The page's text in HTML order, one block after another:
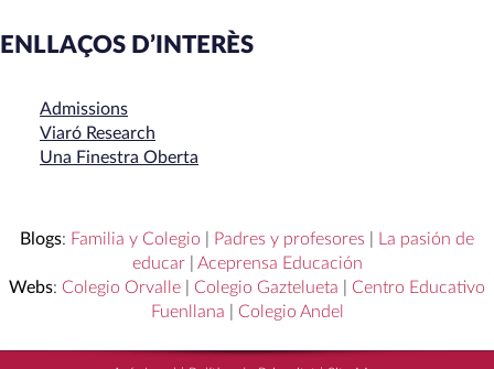
ENLLAÇOS D’INTERÈS
Admissions
Viaró Research
Una Finestra Oberta
Blogs: Familia y Colegio Padres y profesores
La pasión de
educar| Aceprensa Educación
Webs: Colegio Orvalle Colegio Gaztelueta
Centro Educativo
Fuenllana
Colegio Andel